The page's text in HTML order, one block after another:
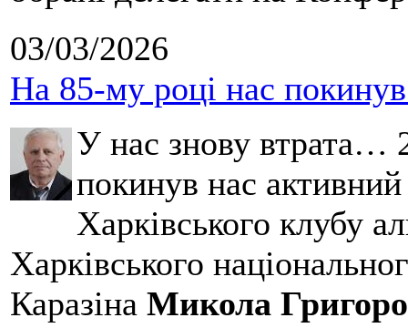
03/03/2026
На 85-му році нас
У нас знову втрата…
покинув нас
Харківського клубу
Харківського
Каразіна Микола